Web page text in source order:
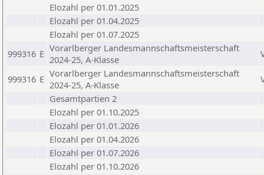
Elozahl per 01.01.2025
Elozahl per 01.04.2025
Elozahl per 01.07.2025
999316 E Vorarlberger Landesmannschaftsmeisterschaft
2024-25, A-Klasse
999316 E Vorarlberger Landesmannschaftsmeisterschaft
2024-25, A-Klasse
Gesamtpartien 2
Elozahl per 01.10.2025
Elozahl per 01.01.2026
Elozahl per 01.04.2026
Elozahl per 01.07.2026
Elozahl per 01.10.2026